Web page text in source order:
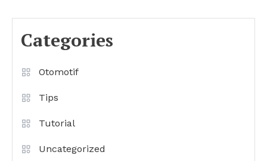
Categories
Otomotif
Tips
Tutorial
Uncategorized